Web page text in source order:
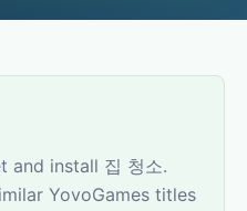
and install 집 청소.
YovoGames titles